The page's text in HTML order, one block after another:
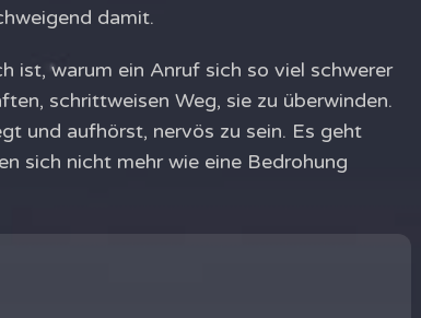
damit.
ist, warum ein Anruf sich so viel schwerer
schrittweisen Weg, sie zu überwinden.
und aufhörst, nervös zu sein. Es geht
sich nicht mehr wie eine Bedrohung